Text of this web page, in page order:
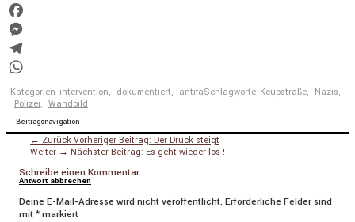
Twitter
Facebook
Messenger
Telegram
WhatsApp
Kategorien intervention, dokumentiert, antifaSchlagworte Keupstraße, Nazis,
Polizei, Wandbild
Beitragsnavigation
← Zurück Vorheriger Beitrag: Der Druck steigt
Weiter → Nächster Beitrag: Es geht wieder los !
Schreibe einen Kommentar
Antwort abbrechen
Deine E-Mail-Adresse wird nicht veröffentlicht. Erforderliche Felder sind
mit*markiert